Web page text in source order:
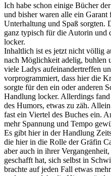
Ich habe schon einige Bücher
und bisher waren alle ein
Unterhaltung und Spaß sorgten.
ganz typisch für die Autorin und
locker.
Inhaltlich ist es jetzt nicht völlig
nach Möglichkeit adelig, buhlen
viele Ladys aufeinandertreffen
vorprogrammiert, dass hier die
sorgte für den ein oder anderen
Handlung locker. Allerdings
des Humors, etwas zu zäh.
fast ein Viertel des Buches ein.
mehr Spannung und Tempo
Es gibt hier in der Handlung
die hier in die Rolle der Gräfin
aber auch in ihrer
geschafft hat, sich selbst in
brachte auf jeden Fall etwas